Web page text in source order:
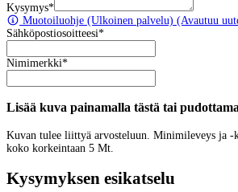
Kysymys*
Muotoiluohje (Ulkoinen palvelu) (Avautuu
Sähköpostiosoitteesi*
Nimimerkki*
Lisää kuva painamalla tästä tai
Kuvan tulee liittyä arvosteluun. Minimileveys ja -
koko korkeintaan 5 Mt.
Kysymyksen esikatselu